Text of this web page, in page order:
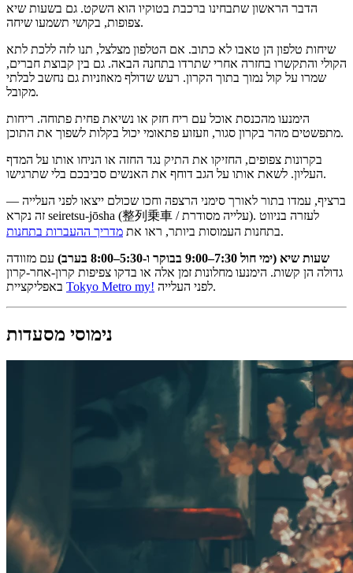
הדבר הראשון שתבחינו ברכבת בטוקיו הוא השקט. גם בשעות שיא
צפופות, בקושי תשמעו שיחה.
שיחות טלפון הן טאבו לא כתוב. אם הטלפון מצלצל, תנו לזה ללכת לתא
הקולי והתקשרו בחזרה אחרי שתרדו בתחנה הבאה. גם בין קבוצת חברים,
שמרו על קול נמוך בתוך הקרון. רעש שדולף מאוזניות גם נחשב לבלתי
מקובל.
הימנעו מהכנסת אוכל עם ריח חזק או נשיאת פחית פתוחה. ריחות
מתפשטים מהר בקרון סגור, וזעזוע פתאומי יכול בקלות לשפוך את התוכן.
בקרונות צפופים, החזיקו את התיק נגד החזה או הניחו אותו על המדף
העליון. לשאת אותו על הגב דוחף את האנשים סביבכם בלי שתרגישו.
ברציף, עמדו בתור לאורך סימני הרצפה וחכו שכולם ייצאו לפני העלייה —
זה נקרא seiretsu-jōsha (整列乗車 / עלייה מסודרת). לעזרה בניווט
בתחנות העמוסות ביותר, ראו את מדריך ההעברות בתחנות
.
שעות שיא (ימי חול 7:30–9:00 בבוקר ו-5:30–8:00 בערב)
עם מזוודה
גדולה הן קשות. הימנעו מחלונות זמן אלה או בדקו צפיפות קרון-אחר-קרון
Tokyo Metro my! לפני העלייה.
נימוסי מסעדות